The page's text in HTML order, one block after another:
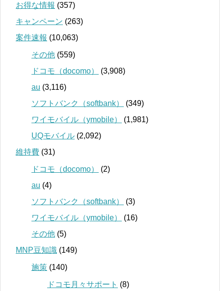
お得な情報 (357)
キャンペーン (263)
案件速報 (10,063)
その他 (559)
ドコモ（docomo）
(3,908)
au (3,116)
ソフトバンク（softbank）
(349)
ワイモバイル（ymobile）
(1,981)
UQモバイル (2,092)
維持費 (31)
ドコモ（docomo）
(2)
au (4)
ソフトバンク（softbank）
(3)
ワイモバイル（ymobile）
(16)
その他 (5)
MNP豆知識 (149)
施策 (140)
ドコモ月々サポート (8)